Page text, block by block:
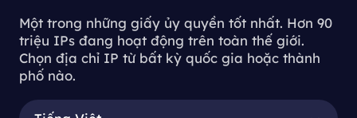
Một trong những giấy ủy quyền tốt nhất. Hơn 90
triệu IPs đang hoạt động trên toàn thế giới.
Chọn địa chỉ IP từ bất kỳ quốc gia hoặc thành
phố nào.